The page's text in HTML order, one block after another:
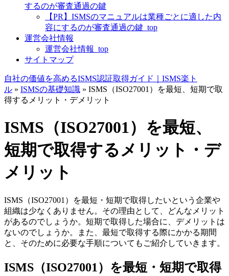
するのが審査通過の鍵
【PR】ISMSのマニュアルは業種ごとに適した内
容にするのが審査通過の鍵_top
運営会社情報
運営会社情報_top
サイトマップ
自社の価値を高めるISMS認証取得ガイド｜ISMS楽ト
ル » ISMSの基礎知識 » ISMS（ISO27001）を最短、短期で取
得するメリット・デメリット
ISMS（ISO27001）を最短、
短期で取得するメリット・デ
メリット
ISMS（ISO27001）を最短・短期で取得したいという企業や
組織は少なくありません。その理由として、どんなメリット
があるのでしょうか。短期で取得した場合に、デメリットは
ないのでしょうか。また、最短で取得する際にかかる期間
と、そのために必要な手順についてもご紹介していきます。
ISMS（ISO27001）を最短・短期で取得